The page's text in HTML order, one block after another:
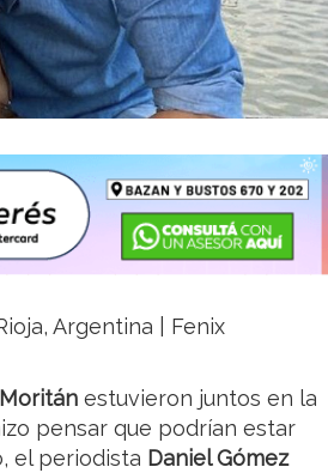
Argentina | Fenix
estuvieron juntos en la
pensar que podrían estar
el periodista Daniel Gómez